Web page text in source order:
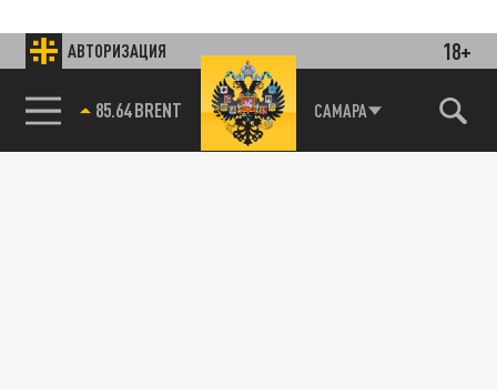
АВТОРИЗАЦИЯ 18+
85.64 BRENT САМАРА